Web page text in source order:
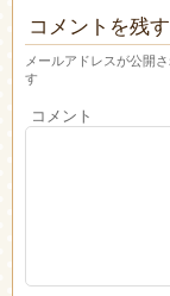
コメントを残す
メールアドレスが公開
す
コメント